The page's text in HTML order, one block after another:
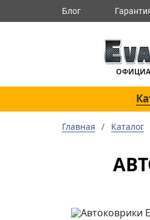
Блог
Главная Каталог